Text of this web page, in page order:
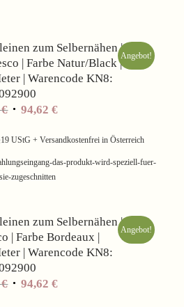
zum Selbernähen |
| Farbe Natur/Black |
| Warencode KN8:
€ Ursprünglicher
war:
114,00 €
94,62€Aktueller
ist:
94,62 €.
Angebot!
UStG + Versandkostenfrei in Österreich
das-produkt-wird-speziell-fuer-
sie-zugeschnitten
zum Selbernähen |
| Farbe Bordeaux |
| Warencode KN8:
€ Ursprünglicher
94,62€Aktueller
Angebot!